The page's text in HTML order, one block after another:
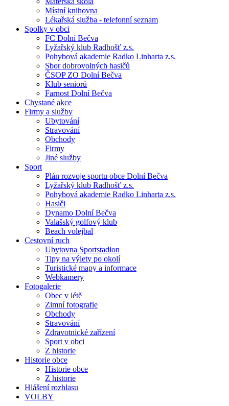
Místní knihovna
Lékařská služba - telefonní seznam
Spolky v obci
FC Dolní Bečva
Lyžařský klub Radhošť z.s.
Pohybová akademie Radko Linharta z.s.
Sbor dobrovolných hasičů
ČSOP ZO Dolní Bečva
Klub seniorů
Farnost Dolní Bečva
Chystané akce
Firmy a služby
Ubytování
Stravování
Obchody
Firmy
Jiné služby
Sport
Plán rozvoje sportu obce Dolní Bečva
Lyžařský klub Radhošť z.s.
Pohybová akademie Radko Linharta z.s.
Hasiči
Dynamo Dolní Bečva
Valašský golfový klub
Beach volejbal
Cestovní ruch
Ubytovna Sportstadion
Tipy na výlety po okolí
Turistické mapy a informace
Webkamery
Fotogalerie
Obec v létě
Zimní fotografie
Obchody
Stravování
Zdravotnické zařízení
Sport v obci
Z historie
Historie obce
Historie obce
Z historie
Hlášení rozhlasu
VOLBY